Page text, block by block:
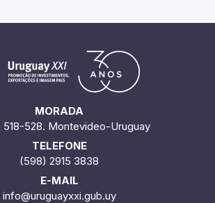
MORADA
518-528. Montevideo-Uruguay
TELEFONE
(598) 2915 3838
E-MAIL
info@uruguayxxi.gub.uy